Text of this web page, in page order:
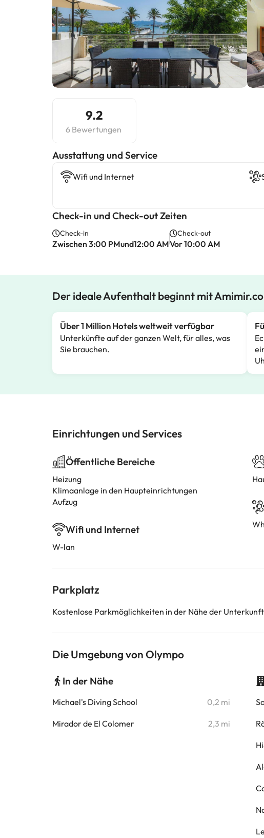
9.2
6 Bewertungen
​Ausstattung und Service
Wifi und Internet
Check-in und Check-out Zeiten
Check-in
Zwischen 3:00 PMund12:00 AM
Check-out
Vor 10:00 AM
Der ideale Aufenthalt beginnt mit
Über 1 Million Hotels weltweit verfügbar
Unterkünfte auf der ganzen Welt, für alles, was
Sie brauchen.
Einrichtungen und Services
Öffentliche Bereiche
Heizung
Klimaanlage in den Haupteinrichtungen
Aufzug
Wifi und Internet
W-lan
Parkplatz
Kostenlose Parkmöglichkeiten in der Nähe der Unterkunft
Die Umgebung von Olympo
In der Nähe
Michael's Diving School 0,2 mi
Mirador de El Colomer 2,3 mi